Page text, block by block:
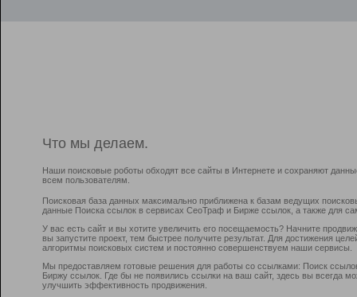
Что мы делаем.
Наши поисковые роботы обходят все сайты в Интернете и сохраняют
всем пользователям.
Поисковая база данных максимально приближена к базам ведущих
данные Поиска ссылок в сервисах СеоТраф и Бирже ссылок, а также для
У вас есть сайт и вы хотите увеличить его посещаемость? Начните
вы запустите проект, тем быстрее получите результат. Для достижения
алгоритмы поисковых систем и постоянно совершенствуем наши сервисы.
Мы предоставляем готовые решения для работы со ссылками: Поиск
Биржу ссылок. Где бы не появились ссылки на ваш сайт, здесь вы всегда
улучшить эффективность продвижения.